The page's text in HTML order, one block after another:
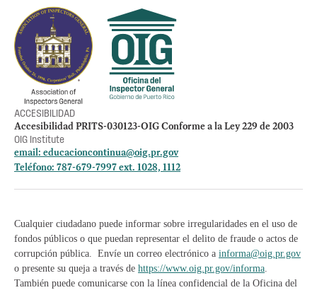
Empleos
Preguntas Frecuentes
Acceso a la información Pública
Manténte informado
ACCESIBILIDAD
Accesibilidad PRITS-030123-OIG Conforme a la Ley 229 de 2003
OIG Institute
email: educacioncontinua@oig.pr.gov
Teléfono: 787-679-7997 ext. 1028, 1112
Cualquier ciudadano puede informar sobre irregularidades en el uso de
fondos públicos o que puedan representar el delito de fraude o actos de
corrupción pública. Envíe un correo electrónico a informa@oig.pr.gov
o presente su queja a través de https://www.oig.pr.gov/informa
También puede comunicarse con la línea confidencial de la Oficina del